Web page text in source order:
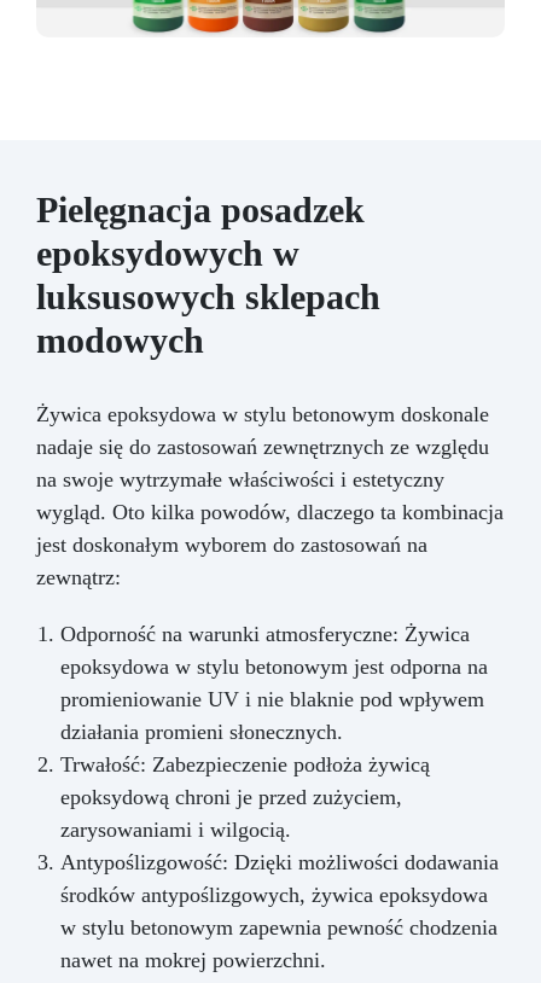
Pielęgnacja posadzek
epoksydowych w
luksusowych sklepach
modowych
Żywica epoksydowa w stylu betonowym doskonale
nadaje się do zastosowań zewnętrznych ze względu
na swoje wytrzymałe właściwości i estetyczny
wygląd. Oto kilka powodów, dlaczego ta kombinacja
jest doskonałym wyborem do zastosowań na
zewnątrz:
Odporność na warunki atmosferyczne: Żywica
epoksydowa w stylu betonowym jest odporna na
promieniowanie UV i nie blaknie pod wpływem
działania promieni słonecznych.
Trwałość: Zabezpieczenie podłoża żywicą
epoksydową chroni je przed zużyciem,
zarysowaniami i wilgocią.
Antypoślizgowość: Dzięki możliwości dodawania
środków antypoślizgowych, żywica epoksydowa
w stylu betonowym zapewnia pewność chodzenia
nawet na mokrej powierzchni.